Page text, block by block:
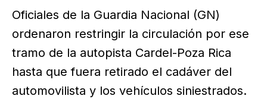
Oficiales de la Guardia Nacional (GN)
ordenaron restringir la circulación por ese
tramo de la autopista Cardel-Poza Rica
hasta que fuera retirado el cadáver del
automovilista y los vehículos siniestrados.